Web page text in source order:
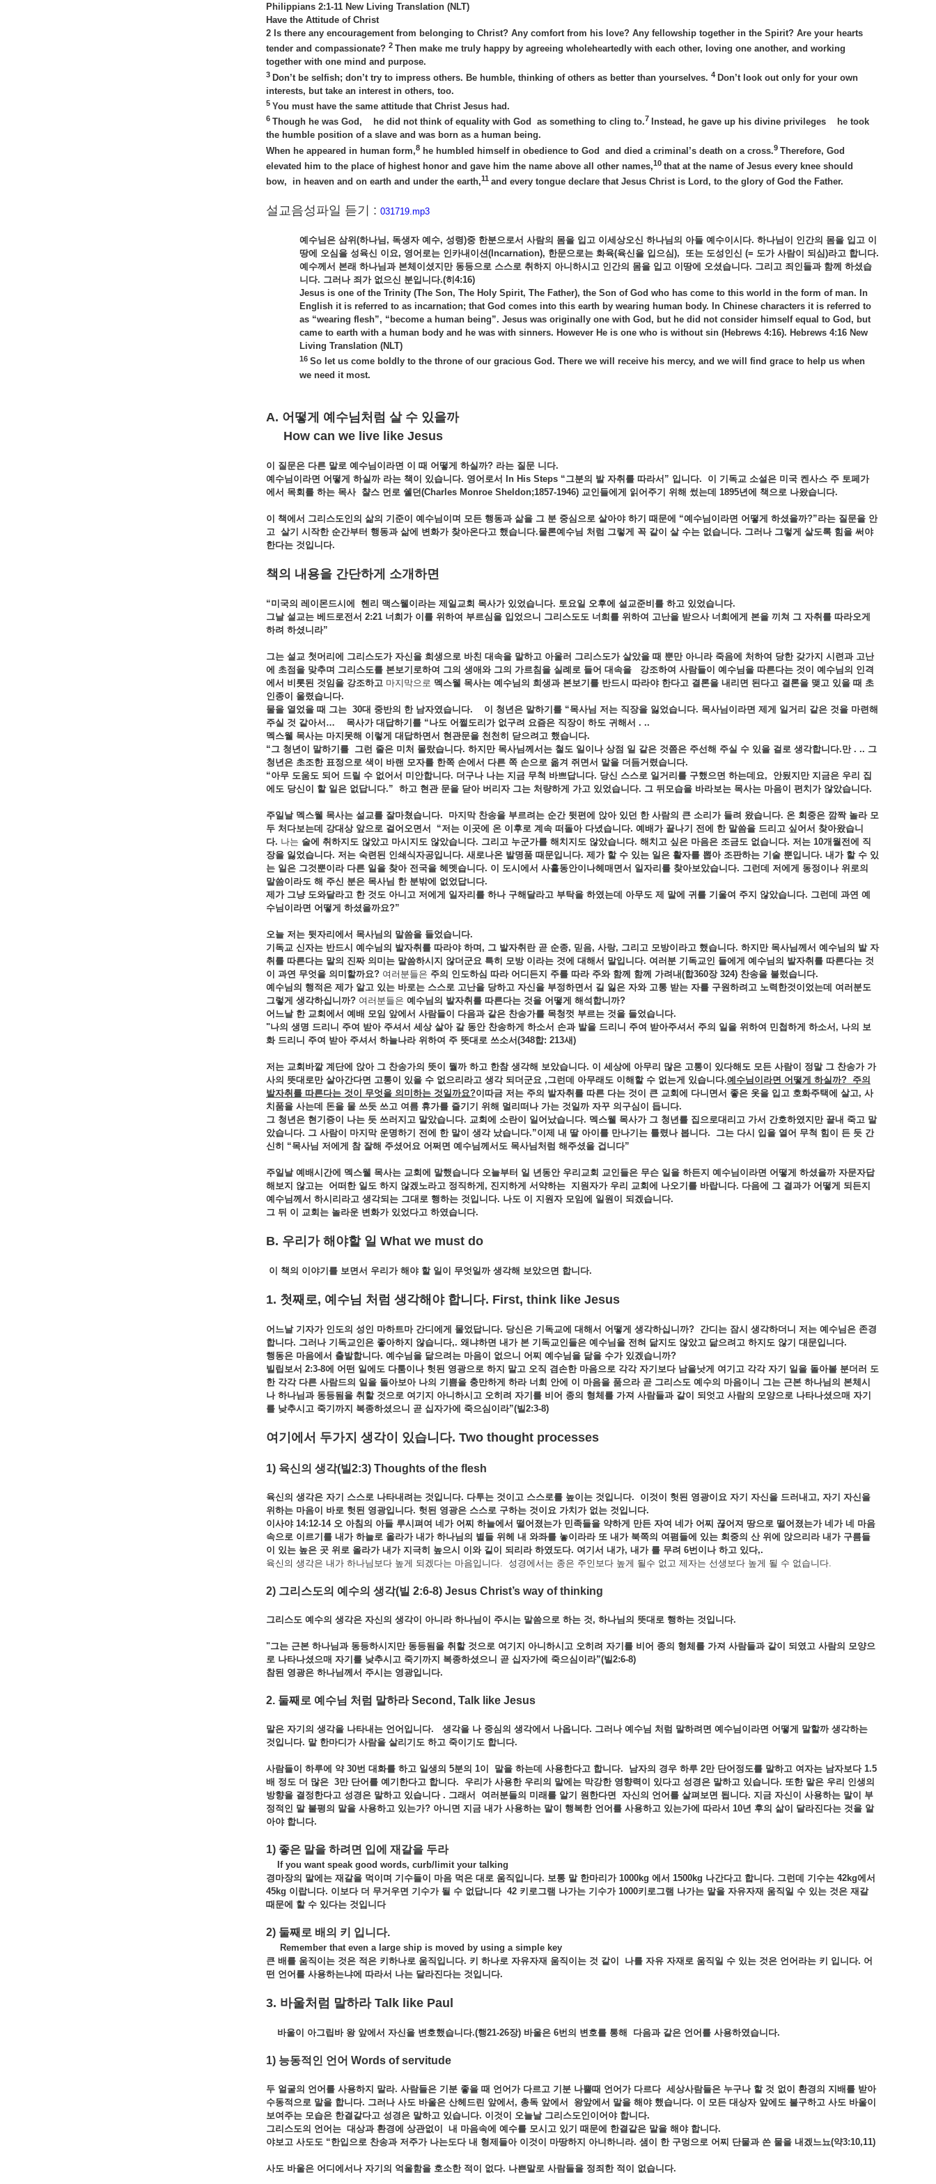
Philippians 2:1-11 New Living Translation (NLT)
Have the Attitude of Christ
2 Is there any encouragement from belonging to Christ? Any comfort from his love? Any fellowship together in the Spirit? Are your hearts
tender and compassionate? 2 Then make me truly happy by agreeing wholeheartedly with each other, loving one another, and working
together with one mind and purpose.
3 Don’t be selfish; don’t try to impress others. Be humble, thinking of others as better than yourselves. 4 Don’t look out only for your own
interests, but take an interest in others, too.
5 You must have the same attitude that Christ Jesus had.
6 Though he was God, he did not think of equality with God as something to cling to.7 Instead, he gave up his divine privileges he took
the humble position of a slave and was born as a human being.
When he appeared in human form,8 he humbled himself in obedience to God and died a criminal’s death on a cross.9 Therefore, God
elevated him to the place of highest honor and gave him the name above all other names,10 that at the name of Jesus every knee should
bow, in heaven and on earth and under the earth,11 and every tongue declare that Jesus Christ is Lord, to the glory of God the Father.
설교음성파일 듣기 : 031719.mp3
예수님은 삼위(하나님, 독생자 예수, 성령)중 한분으로서 사람의 몸을 입고 이세상오신 하나님의 아들 예수이시다. 하나님이 인간의 몸을 입고 이
땅에 오심을 성육신 이요, 영어로는 인카내이션(Incarnation), 한문으로는 화육(육신을 입으심), 또는 도성인신 (= 도가 사람이 되심)라고 합니다.
예수께서 본래 하나님과 본체이셨지만 동등으로 스스로 취하지 아니하시고 인간의 몸을 입고 이땅에 오셨습니다. 그리고 죄인들과 함께 하셨습
니다. 그러나 죄가 없으신 분입니다.(히4:16)
Jesus is one of the Trinity (The Son, The Holy Spirit, The Father), the Son of God who has come to this world in the form of man. In
English it is referred to as incarnation; that God comes into this earth by wearing human body. In Chinese characters it is referred to
as “wearing flesh”, “become a human being”. Jesus was originally one with God, but he did not consider himself equal to God, but
came to earth with a human body and he was with sinners. However He is one who is without sin (Hebrews 4:16). Hebrews 4:16 New
Living Translation (NLT)
16 So let us come boldly to the throne of our gracious God. There we will receive his mercy, and we will find grace to help us when
we need it most.
A. 어떻게 예수님처럼 살 수 있을까
How can we live like Jesus
이 질문은 다른 말로 예수님이라면 이 때 어떻게 하실까? 라는 질문 니다.
예수님이라면 어떻게 하실까 라는 책이 있습니다. 영어로서 In His Steps “그분의 발 자취를 따라서” 입니다. 이 기독교 소설은 미국 켄사스 주 토페가
에서 목회를 하는 목사 챨스 먼로 쉘던(Charles Monroe Sheldon;1857-1946) 교인들에게 읽어주기 위해 썼는데 1895년에 책으로 나왔습니다.
이 책에서 그리스도인의 삶의 기준이 예수님이며 모든 행동과 삶을 그 분 중심으로 살아야 하기 때문에 “예수님이라면 어떻게 하셨을까?”라는 질문을 안
고 살기 시작한 순간부터 행동과 삶에 변화가 찾아온다고 했습니다.물론예수님 처럼 그렇게 꼭 같이 살 수는 없습니다. 그러나 그렇게 살도록 힘을 써야
한다는 것입니다.
책의 내용을 간단하게 소개하면
“미국의 레이몬드시에 헨리 맥스웰이라는 제일교회 목사가 있었습니다. 토요일 오후에 설교준비를 하고 있었습니다.
그날 설교는 베드로전서 2:21 너희가 이를 위하여 부르심을 입었으니 그리스도도 너희를 위하여 고난을 받으사 너희에게 본을 끼쳐 그 자취를 따라오게
하려 하셨니라”
그는 설교 첫머리에 그리스도가 자신을 희생으로 바친 대속을 말하고 아울러 그리스도가 살았을 때 뿐만 아니라 죽음에 처하여 당한 갖가지 시련과 고난
에 초점을 맞추며 그리스도를 본보기로하여 그의 생애와 그의 가르침을 실례로 들어 대속을 강조하여 사람들이 예수님을 따른다는 것이 예수님의 인격
에서 비롯된 것임을 강조하고 마지막으로 멕스웰 목사는 예수님의 희생과 본보기를 반드시 따라야 한다고 결론을 내리면 된다고 결론을 맺고 있을 때 초
인종이 울렸습니다.
물을 열었을 때 그는 30대 중반의 한 남자였습니다. 이 청년은 말하기를 “목사님 저는 직장을 잃었습니다. 목사님이라면 제게 일거리 같은 것을 마련해
주실 것 같아서… 목사가 대답하기를 “나도 어쩔도리가 없구려 요즘은 직장이 하도 귀해서 . ..
멕스웰 목사는 마지못해 이렇게 대답하면서 현관문을 천천히 닫으려고 했습니다.
“그 청년이 말하기를 그런 줄은 미처 몰랐습니다. 하지만 목사님께서는 철도 일이나 상점 일 같은 것쯤은 주선해 주실 수 있을 걸로 생각합니다.만 . .. 그
청년은 초조한 표정으로 색이 바랜 모자를 한쪽 손에서 다른 쪽 손으로 옮겨 쥐면서 말을 더듬거렸습니다.
“아무 도움도 되어 드릴 수 없어서 미안합니다. 더구나 나는 지금 무척 바쁘답니다. 당신 스스로 일거리를 구했으면 하는데요, 안됬지만 지금은 우리 집
에도 당신이 할 일은 없답니다.” 하고 현관 문을 닫아 버리자 그는 처량하게 가고 있었습니다. 그 뒤모습을 바라보는 목사는 마음이 편치가 않았습니다.
주일날 멕스웰 목사는 설교를 잘마쳤습니다. 마지막 찬송을 부르려는 순간 뒷편에 앉아 있던 한 사람의 큰 소리가 들려 왔습니다. 온 회중은 깜짝 놀라 모
두 처다보는데 강대상 앞으로 걸어오면서 “저는 이곳에 온 이후로 계속 떠돌아 다녔습니다. 예배가 끝나기 전에 한 말씀을 드리고 싶어서 찾아왔습니
다. 나는 술에 취하지도 않았고 마시지도 않았습니다. 그리고 누군가를 해치지도 않았습니다. 해치고 싶은 마음은 조금도 없습니다. 저는 10개월전에 직
장을 잃었습니다. 저는 숙련된 인쇄식자공입니다. 새로나온 발명품 때문입니다. 제가 할 수 있는 일은 활자를 뽑아 조판하는 기술 뿐입니다. 내가 할 수 있
는 일은 그것뿐이라 다른 일을 찾아 전국을 헤멧습니다. 이 도시에서 사흘동안이나헤매면서 일자리를 찾아보았습니다. 그런데 저에게 동정이나 위로의
말씀이라도 해 주신 분은 목사님 한 분밖에 없었답니다.
제가 그냥 도와달라고 한 것도 아니고 저에게 일자리를 하나 구해달라고 부탁을 하였는데 아무도 제 말에 귀를 기울여 주지 않았습니다. 그런데 과연 예
수님이라면 어떻게 하셨을까요?”
오늘 저는 뒷자리에서 목사님의 말씀을 들었습니다.
기독교 신자는 반드시 예수님의 발자취를 따라야 하며, 그 발자취란 곧 순종, 믿음, 사랑, 그리고 모방이라고 했습니다. 하지만 목사님께서 예수님의 발 자
취를 따른다는 말의 진짜 의미는 말씀하시지 않더군요 특히 모방 이라는 것에 대해서 말입니다. 여러분 기독교인 들에게 예수님의 발자취를 따른다는 것
이 과연 무엇을 의미할까요? 여러분들은 주의 인도하심 따라 어디든지 주를 따라 주와 함께 함께 가려내(합360장 324) 찬송을 불렀습니다.
예수님의 행적은 제가 알고 있는 바로는 스스로 고난을 당하고 자신을 부정하면서 길 잃은 자와 고통 받는 자를 구원하려고 노력한것이었는데 여러분도
그렇게 생각하십니까? 여러분들은 예수님의 발자취를 따른다는 것을 어떻게 해석합니까?
어느날 한 교회에서 예배 모임 앞에서 사람들이 다음과 같은 찬송가를 목청껏 부르는 것을 들었습니다.
"나의 생명 드리니 주여 받아 주셔서 세상 살아 갈 동안 찬송하게 하소서 손과 발을 드리니 주여 받아주셔서 주의 일을 위하여 민첩하게 하소서, 나의 보
화 드리니 주여 받아 주셔서 하늘나라 위하여 주 뜻대로 쓰소서(348합: 213새)
저는 교회바깥 계단에 앉아 그 찬송가의 뜻이 뭘까 하고 한참 생각해 보았습니다. 이 세상에 아무리 많은 고통이 있다해도 모든 사람이 정말 그 찬송가 가
사의 뜻대로만 살아간다면 고통이 있을 수 없으리라고 생각 되더군요 ,그런데 아무래도 이해할 수 없는게 있습니다.예수님이라면 어떻게 하실까? 주의
발자취를 따른다는 것이 무엇을 의미하는 것일까요?이따금 저는 주의 발자취를 따른 다는 것이 큰 교회에 다니면서 좋은 옷을 입고 호화주택에 살고, 사
치품을 사는데 돈을 물 쓰듯 쓰고 여름 휴가를 즐기기 위해 멀리떠나 가는 것일까 자꾸 의구심이 듭니다.
그 청년은 현기증이 나는 듯 쓰러지고 말았습니다. 교회에 소란이 일어났습니다. 멕스웰 목사가 그 청년를 집으로대리고 가서 간호하였지만 끝내 죽고 말
았습니다. 그 사람이 마지막 운명하기 전에 한 말이 생각 났습니다.”이제 내 딸 아이를 만나기는 틀렸나 봅니다. 그는 다시 입을 열어 무척 힘이 든 듯 간
신히 “목사님 저에게 참 잘해 주셨어요 어쩌면 예수님께서도 목사님처럼 해주셨을 겁니다”
주일날 예배시간에 멕스웰 목사는 교회에 말했습니다 오늘부터 일 년동안 우리교회 교인들은 무슨 일을 하든지 예수님이라면 어떻게 하셨을까 자문자답
해보지 않고는 어떠한 일도 하지 않겠노라고 정직하게, 진지하게 서약하는 지원자가 우리 교회에 나오기를 바랍니다. 다음에 그 결과가 어떻게 되든지
예수님께서 하시리라고 생각되는 그대로 행하는 것입니다. 나도 이 지원자 모임에 일원이 되겠습니다.
그 뒤 이 교회는 놀라운 변화가 있었다고 하였습니다.
B. 우리가 해야할 일 What we must do
이 책의 이야기를 보면서 우리가 해야 할 일이 무엇일까 생각해 보았으면 합니다.
1. 첫째로, 예수님 처럼 생각해야 합니다. First, think like Jesus
어느날 기자가 인도의 성인 마하트마 간디에게 물었답니다. 당신은 기독교에 대해서 어떻게 생각하십니까? 간디는 잠시 생각하더니 저는 예수님은 존경
합니다. 그러나 기독교인은 좋아하지 않습니다,. 왜냐하면 내가 본 기독교인들은 예수님을 전혀 닮지도 않았고 닮으려고 하지도 않기 대문입니다.
행동은 마음에서 출발합니다. 예수님을 닮으려는 마음이 없으니 어찌 예수님을 닮을 수가 있겠습니까?
빌립보서 2:3-8에 어떤 일에도 다툼이나 헛된 영광으로 하지 말고 오직 겸손한 마음으로 각각 자기보다 남을낫게 여기고 각각 자기 일을 돌아볼 분더러 도
한 각각 다른 사람드의 일을 돌아보아 나의 기쁨을 충만하게 하라 너희 안에 이 마음을 품으라 곧 그리스도 예수의 마음이니 그는 근본 하나님의 본체시
나 하나님과 동등됨을 취할 것으로 여기지 아니하시고 오히려 자기를 비어 종의 형체를 가져 사람들과 같이 되엇고 사람의 모양으로 나타나셨으매 자기
를 낮추시고 죽기까지 복종하셨으니 곧 십자가에 죽으심이라”(빌2:3-8)
여기에서 두가지 생각이 있습니다. Two thought processes
1) 육신의 생각(빌2:3) Thoughts of the flesh
육신의 생각은 자기 스스로 나타내려는 것입니다. 다투는 것이고 스스로를 높이는 것입니다. 이것이 헛된 영광이요 자기 자신을 드러내고, 자기 자신을
위하는 마음이 바로 헛된 영광입니다. 헛된 영광은 스스로 구하는 것이요 가치가 없는 것입니다.
이사야 14:12-14 오 아침의 아들 루시펴여 네가 어찌 하늘에서 떨어졌는가 민족들을 약하게 만든 자여 네가 어찌 끊어져 땅으로 떨어졌는가 네가 네 마음
속으로 이르기를 내가 하늘로 올라가 내가 하나님의 별들 위헤 내 와좌를 놓이라라 또 내가 북쪽의 여폄들에 있는 회중의 산 위에 앉으리라 내가 구름들
이 있는 높은 곳 위로 올라가 내가 지극히 높으시 이와 깉이 되리라 하였도다. 여기서 내가, 내가 를 무려 6번이나 하고 있다,.
육신의 생각은 내가 하나님보다 높게 되겠다는 마음입니다. 성경에서는 종은 주인보다 높게 될수 없고 제자는 선생보다 높게 될 수 없습니다.
2) 그리스도의 예수의 생각(빌 2:6-8) Jesus Christ’s way of thinking
그리스도 예수의 생각은 자신의 생각이 아니라 하나님이 주시는 말씀으로 하는 것, 하나님의 뜻대로 행하는 것입니다.
"그는 근본 하나님과 동등하시지만 동등됨을 취할 것으로 여기지 아니하시고 오히려 자기를 비어 종의 형체를 가져 사람들과 같이 되였고 사람의 모양으
로 나타나셨으매 자기를 낮추시고 죽기까지 복종하셨으니 곧 십자가에 죽으심이라”(빌2:6-8)
참된 영광은 하나님께서 주시는 영광입니다.
2. 둘째로 예수님 처럼 말하라 Second, Talk like Jesus
말은 자기의 생각을 나타내는 언어입니다. 생각을 나 중심의 생각에서 나옵니다. 그러나 예수님 처럼 말하려면 예수님이라면 어떻게 말할까 생각하는
것입니다. 말 한마디가 사람을 살리기도 하고 죽이기도 합니다.
사람들이 하루에 약 30번 대화를 하고 일생의 5분의 1이 말을 하는데 사용한다고 합니다. 남자의 경우 하루 2만 단어정도를 말하고 여자는 남자보다 1.5
배 정도 더 많은 3만 단어를 예기한다고 합니다. 우리가 사용한 우리의 말에는 막강한 영향력이 있다고 성경은 말하고 있습니다. 또한 말은 우리 인생의
방향을 결정한다고 성경은 말하고 있습니다 . 그래서 여러분들의 미래를 알기 원한다면 자신의 언어를 살펴보면 됩니다. 지금 자신이 사용하는 말이 부
정적인 말 불평의 말을 사용하고 있는가? 아니면 지금 내가 사용하는 말이 행복한 언어를 사용하고 있는가에 따라서 10년 후의 삶이 달라진다는 것을 알
아야 합니다.
1) 좋은 말을 하려면 입에 재갈을 두라
If you want speak good words, curb/limit your talking
경마장의 말에는 재갈을 먹이며 기수들이 마음 먹은 대로 움직입니다. 보통 말 한마리가 1000kg 에서 1500kg 나간다고 합니다. 그런데 기수는 42kg에서
45kg 이랍니다. 이보다 더 무거우면 기수가 될 수 없답니다 42 키로그램 나가는 기수가 1000키로그램 나가는 말을 자유자재 움직일 수 있는 것은 재갈
때문에 할 수 있다는 것입니다
2) 둘째로 배의 키 입니다.
Remember that even a large ship is moved by using a simple key
큰 배를 움직이는 것은 적은 키하나로 움직입니다. 키 하나로 자유자재 움직이는 것 같이 나를 자유 자재로 움직일 수 있는 것은 언어라는 키 입니다. 어
떤 언어를 사용하는냐에 따라서 나는 달라진다는 것입니다.
3. 바울처럼 말하라 Talk like Paul
바울이 아그립바 왕 앞에서 자신을 변호했습니다.(행21-26장) 바울은 6번의 변호를 통해 다음과 같은 언어를 사용하였습니다.
1) 능동적인 언어 Words of servitude
두 얼굴의 언어를 사용하지 말라. 사람들은 기분 좋을 때 언어가 다르고 기분 나뿔때 언어가 다르다 세상사람들은 누구나 할 것 없이 환경의 지배를 받아
수동적으로 말을 합니다. 그러나 사도 바울은 산헤드린 앞에서, 총독 앞에서 왕앞에서 말을 해야 했습니다. 이 모든 대상자 앞에도 불구하고 사도 바울이
보여주는 모습은 한결같다고 성경은 말하고 있습니다. 이것이 오늘날 그리스도인이어야 합니다.
그리스도의 언어는 대상과 환경에 상관없이 내 마음속에 예수를 모시고 있기 때문에 한결같은 말을 해야 합니다.
야보고 사도도 “한입으로 찬송과 저주가 나는도다 내 형제들아 이것이 마땅하지 아니하니라. 샘이 한 구멍으로 어찌 단물과 쓴 물을 내겠느뇨(약3:10,11)
사도 바울은 어디에서나 자기의 억울함을 호소한 적이 없다. 나쁜말로 사람들을 정죄한 적이 없습니다.